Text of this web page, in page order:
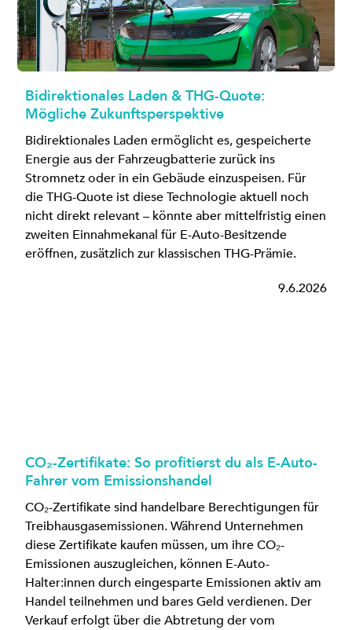
Bidirektionales Laden & THG-Quote:
Mögliche Zukunftsperspektive
Bidirektionales Laden ermöglicht es, gespeicherte
Energie aus der Fahrzeugbatterie zurück ins
Stromnetz oder in ein Gebäude einzuspeisen. Für
die THG-Quote ist diese Technologie aktuell noch
nicht direkt relevant – könnte aber mittelfristig einen
zweiten Einnahmekanal für E-Auto-Besitzende
eröffnen, zusätzlich zur klassischen THG-Prämie.
9.6.2026
CO₂-Zertifikate: So profitierst du als E-Auto-
Fahrer vom Emissionshandel
CO₂-Zertifikate sind handelbare Berechtigungen für
Treibhausgasemissionen. Während Unternehmen
diese Zertifikate kaufen müssen, um ihre CO₂-
Emissionen auszugleichen, können E-Auto-
Halter:innen durch eingesparte Emissionen aktiv am
Handel teilnehmen und bares Geld verdienen. Der
Verkauf erfolgt über die Abtretung der vom